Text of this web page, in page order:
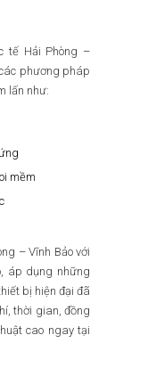
tế Hải Phòng –
phương pháp
lấn như:
mềm
– Vĩnh Bảo với
áp dụng những
bị hiện đại đã
thời gian, đồng
cao ngay tại